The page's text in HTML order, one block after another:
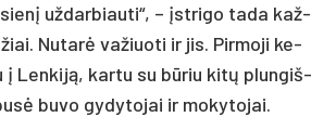
už­dar­biau­ti“, – įstri­go ta­da kaž­
Nu­tarė va­žiuo­ti ir jis. Pir­mo­ji ke­
į Len­kiją, kar­tu su būriu kitų plun­giš­
buvo gy­dy­to­jai ir mo­ky­to­jai.